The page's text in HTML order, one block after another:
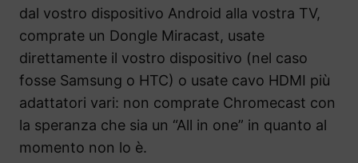
dal vostro dispositivo Android alla vostra TV,
comprate un Dongle Miracast, usate
direttamente il vostro dispositivo (nel caso
fosse Samsung o HTC) o usate cavo HDMI più
adattatori vari: non comprate Chromecast con
la speranza che sia un “All in one” in quanto al
momento non lo è.